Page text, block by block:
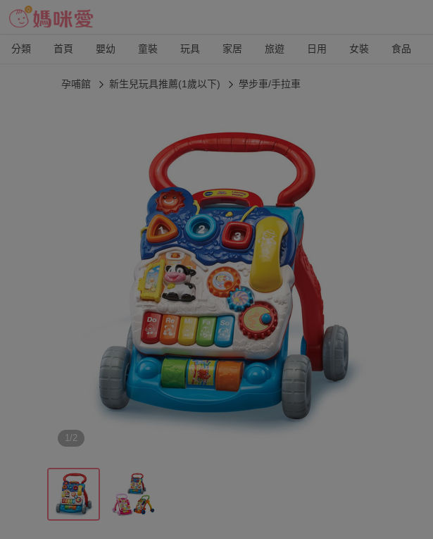
分類 首頁 嬰幼 童裝 玩具 家居 旅遊 日用 女裝 食品
孕哺館 新生兒玩具推薦(1歲以下) 學步車/手拉車
1/2